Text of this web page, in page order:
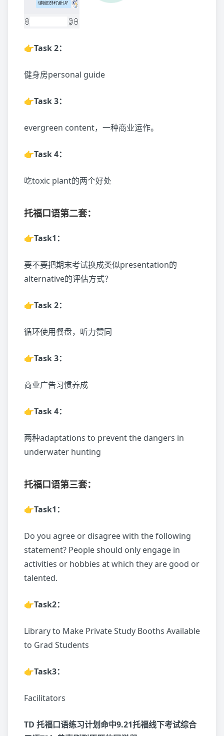
👉Task 2：
健身房personal guide
👉Task 3：
evergreen content，一种商业运作。
👉Task 4：
吃toxic plant的两个好处
托福口语第二套：
👉Task1：
要不要把期末考试换成类似presentation的
alternative的评估方式？
👉Task 2：
循环使用餐盘，听力赞同
👉Task 3：
商业广告习惯养成
👉Task 4：
两种adaptations to prevent the dangers in
underwater hunting
托福口语第三套：
👉Task1：
Do you agree or disagree with the following
statement? People should only engage in
activities or hobbies at which they are good or
talented.
👉Task2：
Library to Make Private Study Booths Available
to Grad Students
👉Task3：
Facilitators
TD 托福口语练习计划命中9.21托福线下考试综合